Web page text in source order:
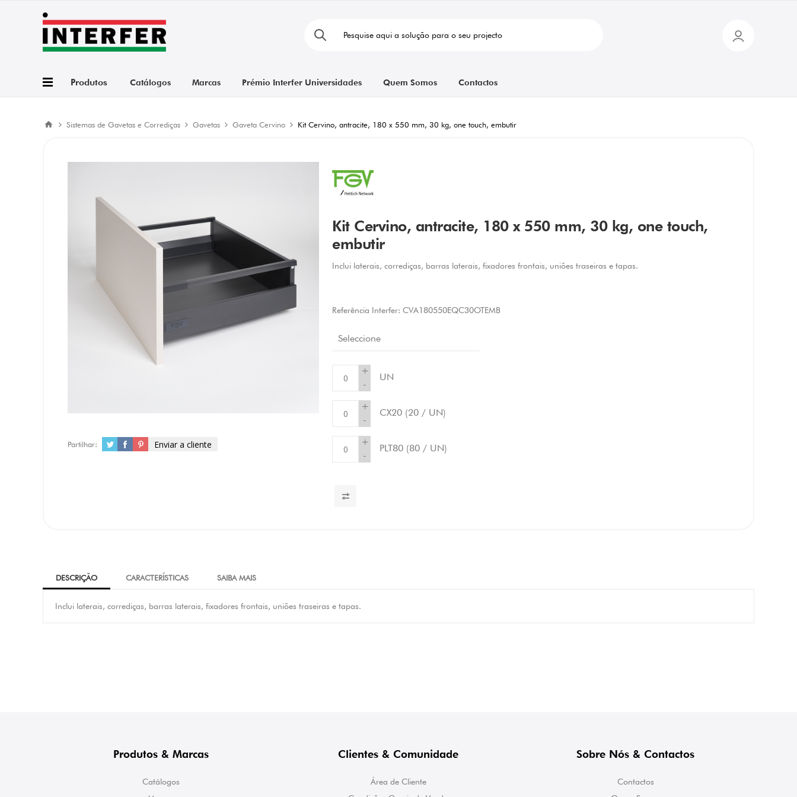
Produtos Catálogos Marcas Prémio Interfer Universidades Quem Somos Contactos
Sistemas de Gavetas e Corrediças Gavetas Gaveta Cervino Kit Cervino, antracite, 180 x 550 mm, 30 kg, one touch, embutir
Kit Cervino, antracite, 180 x 550 mm, 30 kg, one touch,
embutir
Inclui laterais, corrediças, barras laterais, fixadores frontais, uniões traseiras e tapas.
Referência Interfer: CVA180550EQC30OTEMB
Seleccione
+
-
UN
+
-
CX20 (20 / UN)
+
-
PLT80 (80 / UN)
Partilhar: Enviar a cliente
DESCRIÇÃO CARACTERÍSTICAS SAIBA MAIS
Inclui laterais, corrediças, barras laterais, fixadores frontais, uniões traseiras e tapas.
Produtos & Marcas
Catálogos
Clientes & Comunidade
Área de Cliente
Sobre Nós & Contactos
Contactos